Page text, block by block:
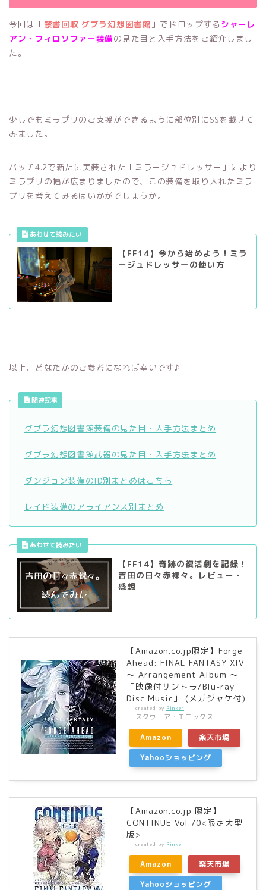
今回は「 禁書回収 グブラ幻想図書館 」でドロップするシャーレ
アン・フィロソファー装備の見た目と入手方法をご紹介しまし
た。
少しでもミラプリのご支援ができるように部位別にSSを載せて
みました。
パッチ4.2で新たに実装された「ミラージュドレッサー」により
ミラプリの幅が広まりましたので、この装備を取り入れたミラ
プリを考えてみるはいかがでしょうか。
【FF14】今から始めよう！ミラ
ージュドレッサーの使い方
以上、どなたかのご参考になれば幸いです♪
関連記事
グブラ幻想図書館装備の見た目・入手方法まとめ
グブラ幻想図書館武器の見た目・入手方法まとめ
ダンジョン装備のID別まとめはこちら
レイド装備のアライアンス別まとめ
【FF14】奇跡の復活劇を記録！
吉田の日々赤裸々。レビュー・
感想
【Amazon.co.jp限定】Forge
Ahead: FINAL FANTASY XIV
～ Arrangement Album ～
「映像付サントラ/Blu-ray
Disc Music」 (メガジャケ付)
created by Rinker
スクウェア・エニックス
Amazon
楽天市場
Yahooショッピング
【Amazon.co.jp 限定】
CONTINUE Vol.70<限定大型
版>
created by Rinker
Amazon
楽天市場
Yahooショッピング